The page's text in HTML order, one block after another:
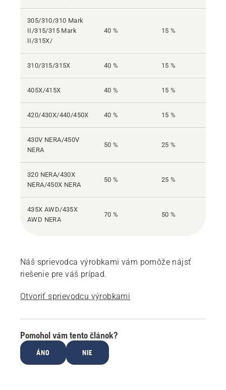
305/310/310 Mark
II/315/315 Mark
II/315X/
40 % 15 %
310/315/315X 40 % 15 %
405X/415X 40 % 15 %
420/430X/440/450X 40 % 15 %
430V NERA/450V
NERA
50 % 25 %
320 NERA/430X
NERA/450X NERA
50 % 25 %
435X AWD/435X
AWD NERA
70 % 50 %
Náš sprievodca výrobkami vám pomôže nájsť
riešenie pre váš prípad.
Otvoriť sprievodcu výrobkami
Pomohol vám tento článok?
ÁNO NIE